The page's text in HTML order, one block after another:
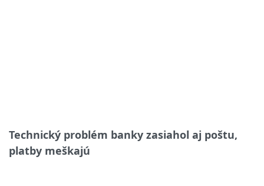
Technický problém banky zasiahol aj poštu,
platby meškajú